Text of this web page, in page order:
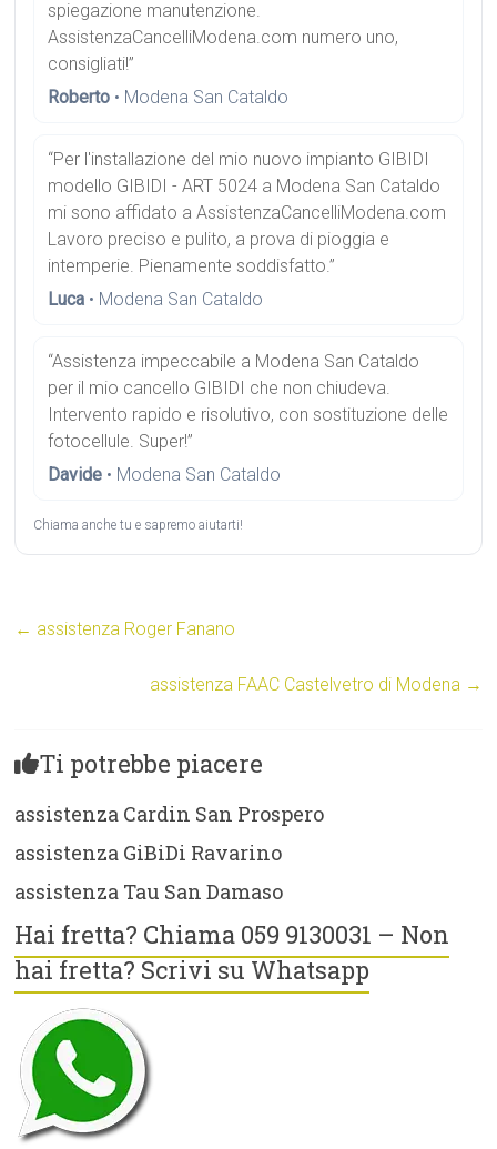
spiegazione manutenzione.
AssistenzaCancelliModena.com numero uno,
consigliati!”
Roberto • Modena San Cataldo
“Per l'installazione del mio nuovo impianto GIBIDI
modello GIBIDI - ART 5024 a Modena San Cataldo
mi sono affidato a AssistenzaCancelliModena.com
Lavoro preciso e pulito, a prova di pioggia e
intemperie. Pienamente soddisfatto.”
Luca • Modena San Cataldo
“Assistenza impeccabile a Modena San Cataldo
per il mio cancello GIBIDI che non chiudeva.
Intervento rapido e risolutivo, con sostituzione delle
fotocellule. Super!”
Davide • Modena San Cataldo
Chiama anche tu e sapremo aiutarti!
← assistenza Roger Fanano
assistenza FAAC Castelvetro di Modena →
Ti potrebbe piacere
assistenza Cardin San Prospero
assistenza GiBiDi Ravarino
assistenza Tau San Damaso
Hai fretta? Chiama 059 9130031 – Non
hai fretta? Scrivi su Whatsapp